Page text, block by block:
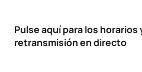
Pulse aquí para los horarios
retransmisión en directo